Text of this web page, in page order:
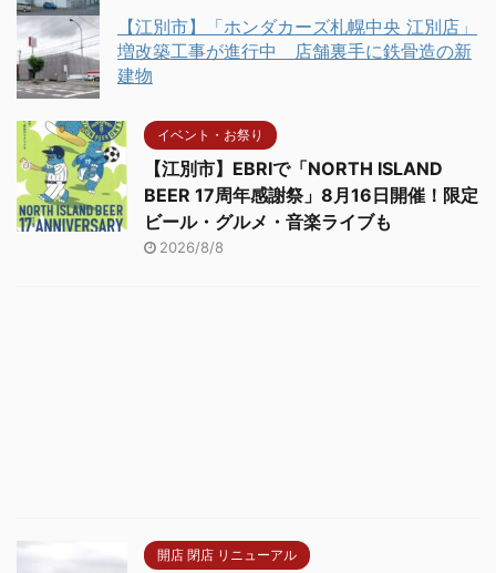
【江別市】「ホンダカーズ札幌中央 江別店」
増改築工事が進行中 店舗裏手に鉄骨造の新
建物
イベント・お祭り
【江別市】EBRIで「NORTH ISLAND
BEER 17周年感謝祭」8月16日開催！限定
ビール・グルメ・音楽ライブも
2026/8/8
開店 閉店 リニューアル